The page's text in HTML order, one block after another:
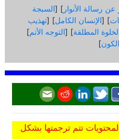
عن رسالة الأنوار ] [السبجة
] [الإنسان الكامل] [تهذيب
المطلقة] [التوجه الأتم]
]
تتم ترجمتها بشكل